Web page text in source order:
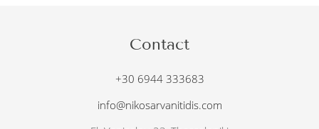
Contact
+30 6944 333683
info@nikosarvanitidis.com